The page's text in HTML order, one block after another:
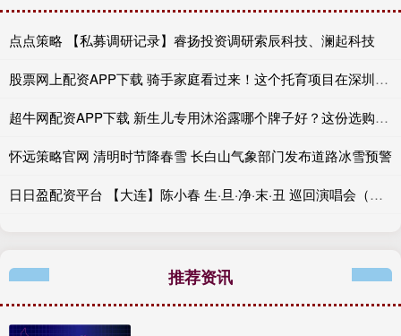
点点策略 【私募调研记录】睿扬投资调研索辰科技、澜起科技
股票网上配资APP下载 骑手家庭看过来！这个托育项目在深圳启动啦
超牛网配资APP下载 新生儿专用沐浴露哪个牌子好？这份选购清单请收好
怀远策略官网 清明时节降春雪 长白山气象部门发布道路冰雪预警
日日盈配资平台 【大连】陈小春 生·旦·净·末·丑 巡回演唱会（河马票务）
推荐资讯